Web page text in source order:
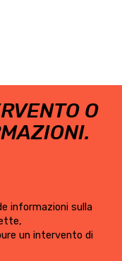
O
informazioni sulla
un intervento di